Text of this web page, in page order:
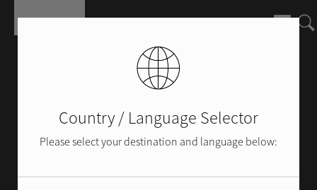
Country / Language Selector
Please select your destination and language below: